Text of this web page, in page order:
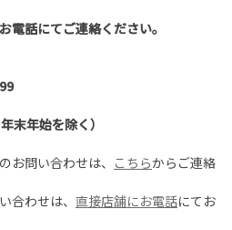
電話にてご連絡ください。
末年始を除く）
お問い合わせは、 こちらからご連絡
合わせは、 直接店舗にお電話にてお